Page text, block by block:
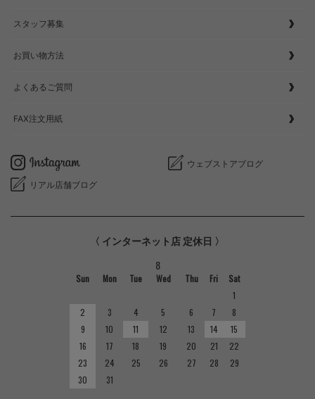
スタッフ募集
お買い物方法
よくあるご質問
FAX注文用紙
ウェブストアブログ
リアル店舗ブログ
〈 インターネット店 定休日 〉
8
Sun Mon Tue Wed Thu Fri
Sat
1
2
3 4 5 6 7
8
9
10 11 12 13 14
15
16
17 18 19 20 21
22
23
24 25 26 27 28
29
30
31